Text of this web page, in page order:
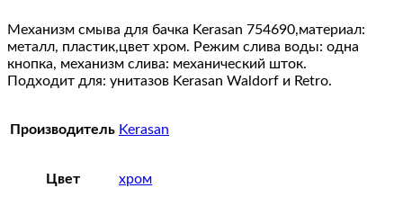
Механизм смыва для бачка Kerasan 754690,материал:
металл, пластик,цвет хром. Режим слива воды: одна
кнопка, механизм слива: механический шток.
Подходит для: унитазов Kerasan Waldorf и Retro.
Производитель Kerasan
Цвет хром